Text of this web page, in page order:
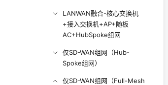
LANWAN融合-核心交换机
+接入交换机+AP+随板
AC+HubSpoke组网
仅SD-WAN组网（Hub-
Spoke组网）
仅SD-WAN组网（Full-Mesh